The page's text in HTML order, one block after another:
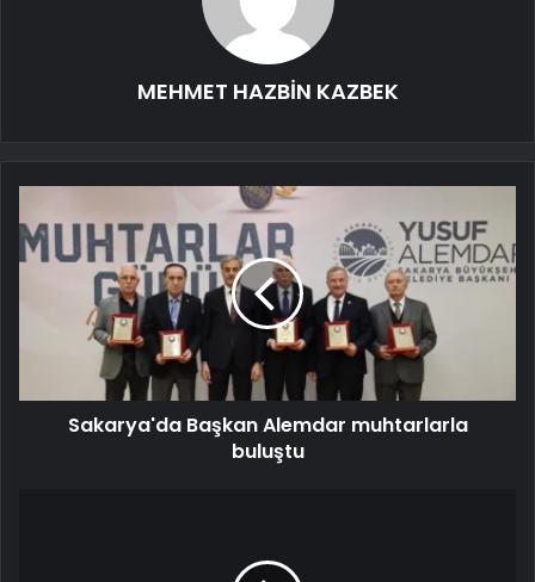
MEHMET HAZBİN KAZBEK
Sakarya'da Başkan Alemdar muhtarlarla
buluştu